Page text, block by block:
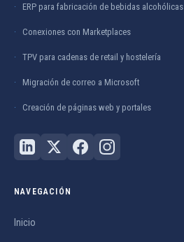
ERP para fabricación de bebidas alcohólicas
Conexiones con Marketplaces
TPV para cadenas de retail y hostelería
Migración de correo a Microsoft
Creación de páginas web y portales
NAVEGACIÓN
Inicio